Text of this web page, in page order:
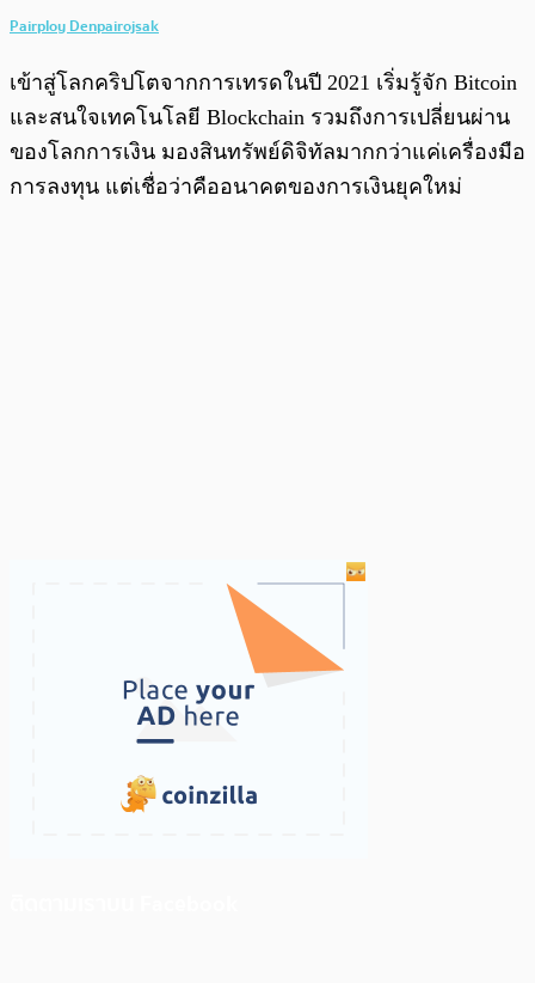
Pairploy Denpairojsak
เข้าสู่โลกคริปโตจากการเทรดในปี 2021 เริ่มรู้จัก Bitcoin
และสนใจเทคโนโลยี Blockchain รวมถึงการเปลี่ยนผ่าน
ของโลกการเงิน มองสินทรัพย์ดิจิทัลมากกว่าแค่เครื่องมือ
การลงทุน แต่เชื่อว่าคืออนาคตของการเงินยุคใหม่